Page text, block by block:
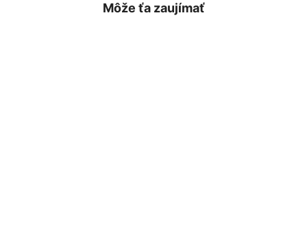
Môže ťa zaujímať